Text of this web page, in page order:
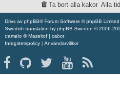
Alla
Ta bort alla kakor
Drivs av phpBB® Forum Software © phpBB Limited
Swedish translation by phpBB Sweden © 2006-
damaïo ©Mazeltof | cabot
Integritetspolicy | Användarvillkor